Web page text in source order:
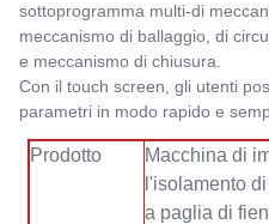
sottoprogramma multi-di
meccanismo di ballaggio, di
e meccanismo di chiusura.
Con il touch screen, gli utenti
parametri in modo rapido e
Prodotto
Macchina di
l'isolamento
a paglia di